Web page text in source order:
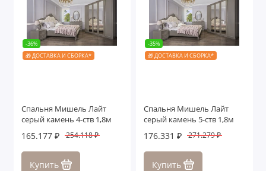
-36%
🎁 ДОСТАВКА И СБОРКА*
Спальня Мишель Лайт
серый камень 4-ств 1,8м
165.177 ₽ 254.118 ₽
Купить
-35%
🎁 ДОСТАВКА И СБОРКА*
Спальня Мишель Лайт
серый камень 5-ств 1,8м
176.331 ₽ 271.279 ₽
Купить